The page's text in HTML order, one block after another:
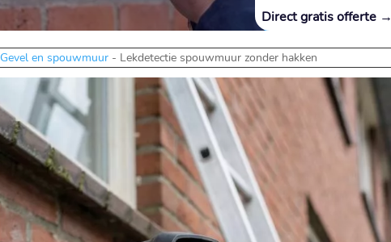
Direct gratis offerte →
Gevel en spouwmuur - Lekdetectie spouwmuur zonder hakken